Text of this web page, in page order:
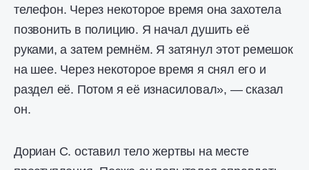
телефон. Через некоторое время она захотела
позвонить в полицию. Я начал душить её
руками, а затем ремнём. Я затянул этот ремешок
на шее. Через некоторое время я снял его и
раздел её. Потом я её изнасиловал», — сказал
он.
Дориан С. оставил тело жертвы на месте